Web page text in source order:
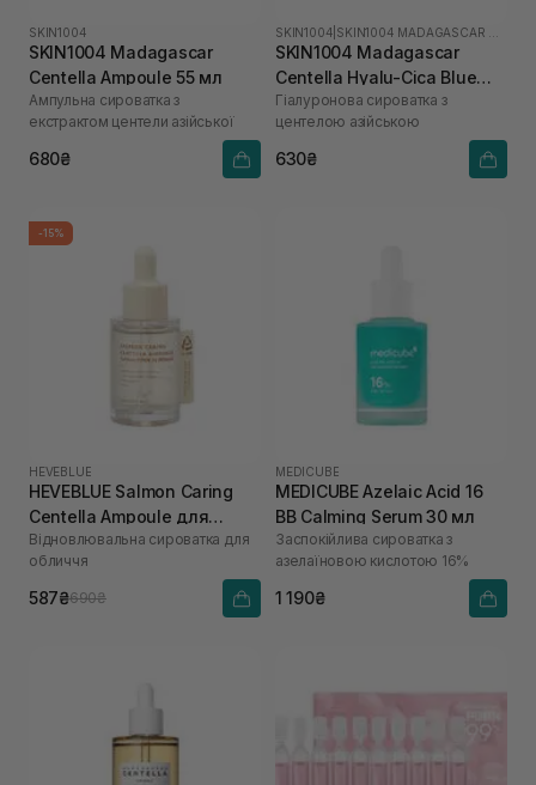
SKIN1004
SKIN1004 Madagascar
Centella Ampoule 55 мл
Ампульна сироватка з
екстрактом центели азійської
680₴
SKIN1004
SKIN1004 Madagascar
Centella Hyalu-Cica Blue
Serum 30 мл
Гіалуронова сироватка з
центелою азійською
630₴
-15%
HEVEBLUE
HEVEBLUE Salmon Caring
Centella Ampoule для
зволоження та зміцнення
бар'єру 30 мл
Відновлювальна сироватка для
обличчя
587₴690₴
MEDICUBE
MEDICUBE Azelaic Acid 16
BB Calming Serum 30 мл
Заспокійлива сироватка з
азелаїновою кислотою 16%
1 190₴